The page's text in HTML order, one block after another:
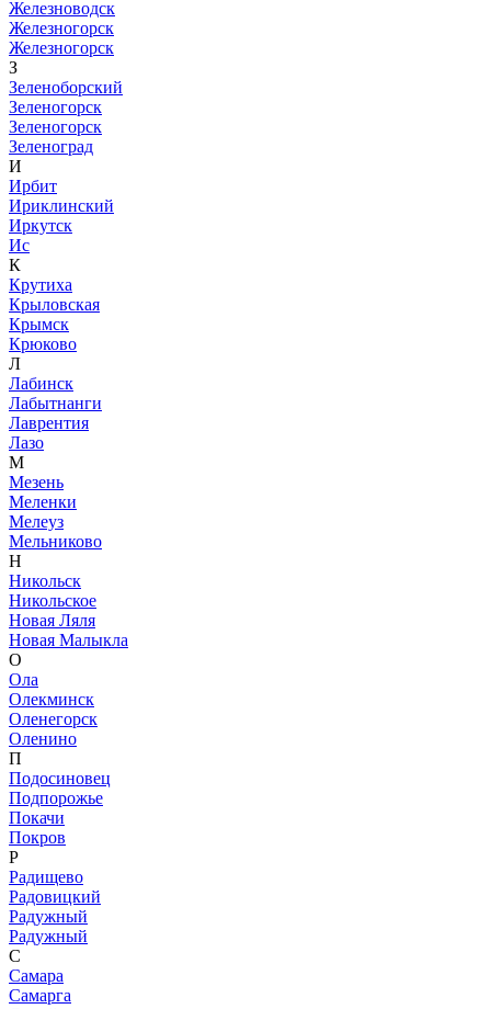
Железноводск
Железногорск
Железногорск
З
Зеленоборский
Зеленогорск
Зеленогорск
Зеленоград
И
Ирбит
Ириклинский
Иркутск
Ис
К
Крутиха
Крыловская
Крымск
Крюково
Л
Лабинск
Лабытнанги
Лаврентия
Лазо
М
Мезень
Меленки
Мелеуз
Мельниково
Н
Никольск
Никольское
Новая Ляля
Новая Малыкла
О
Ола
Олекминск
Оленегорск
Оленино
П
Подосиновец
Подпорожье
Покачи
Покров
Р
Радищево
Радовицкий
Радужный
Радужный
С
Самара
Самарга